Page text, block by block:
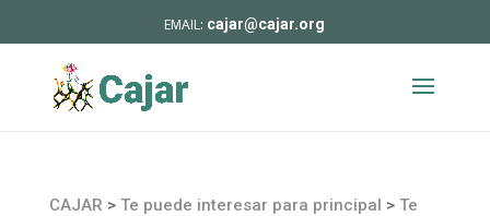
cajar@cajar.org
CAJAR > Te puede interesar para principal > Te